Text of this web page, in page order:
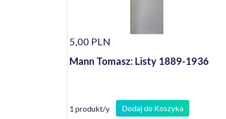
5,00 PLN
Mann Tomasz: Listy 1889-1936
1 produkt/y Dodaj do Koszyka